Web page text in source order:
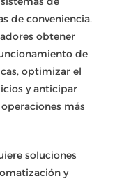
de conveniencia.
obtener
de
optimizar el
y anticipar
más
soluciones
y